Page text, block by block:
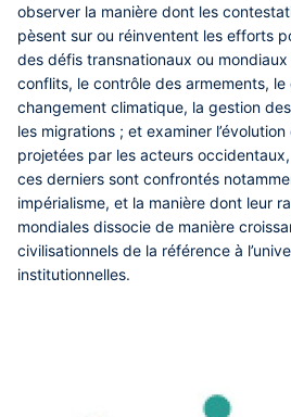
observer la manière dont les
pèsent sur ou réinventent les efforts
des défis transnationaux ou
conflits, le contrôle des armements,
changement climatique, la gestion
les migrations ; et examiner
projetées par les acteurs
ces derniers sont confrontés
impérialisme, et la manière dont leur
mondiales dissocie de manière
civilisationnels de la référence à
institutionnelles.